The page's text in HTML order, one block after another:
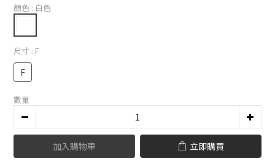
顏色 : 白色
尺寸 : F
F
數量
加入購物車 立即購買